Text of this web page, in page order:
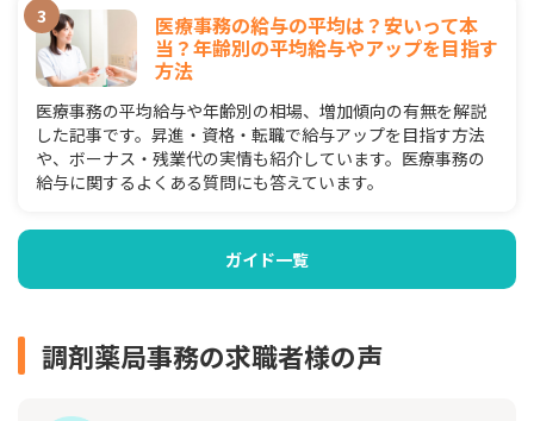
医療事務の給与の平均は？安いって本
当？年齢別の平均給与やアップを目指す
方法
医療事務の平均給与や年齢別の相場、増加傾向の有無を解説
した記事です。昇進・資格・転職で給与アップを目指す方法
や、ボーナス・残業代の実情も紹介しています。医療事務の
給与に関するよくある質問にも答えています。
ガイド一覧
調剤薬局事務の求職者様の声